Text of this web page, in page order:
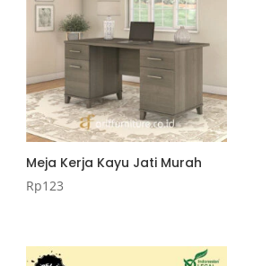
Meja Kerja Kayu Jati Murah
Rp123